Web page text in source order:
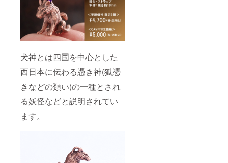
犬神とは四国を中心とした
西日本に伝わる憑き神(狐憑
きなどの類い)の一種とされ
る妖怪などと説明されてい
ます。